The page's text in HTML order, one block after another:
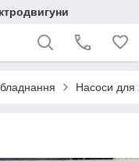
Насоси для